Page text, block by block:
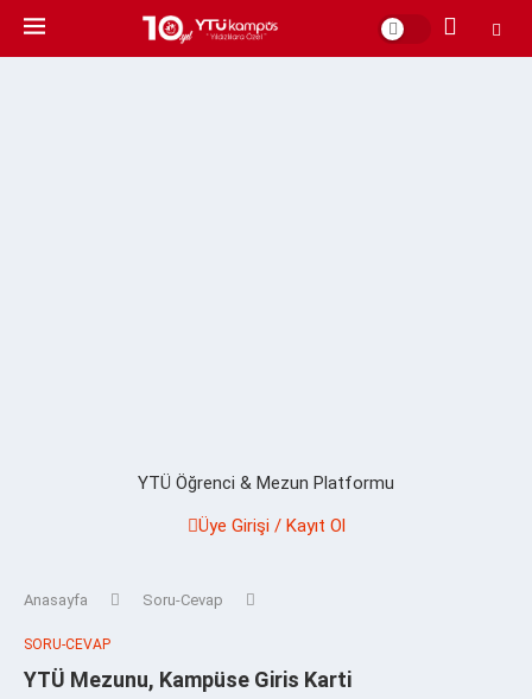
YTÜ Öğrenci & Mezun Platformu
Üye Girişi / Kayıt Ol
Anasayfa Soru-Cevap
SORU-CEVAP
YTÜ Mezunu, Kampüse Giris Karti